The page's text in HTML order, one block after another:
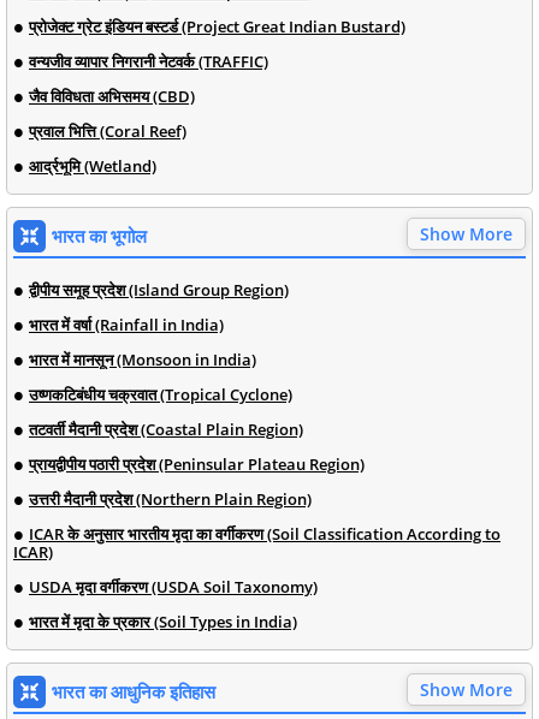
प्रोजेक्ट ग्रेट इंडियन बस्टर्ड (Project Great Indian Bustard)
वन्यजीव व्यापार निगरानी नेटवर्क (TRAFFIC)
जैव विविधता अभिसमय (CBD)
प्रवाल भित्ति (Coral Reef)
आर्द्रभूमि (Wetland)
भारत का भूगोल Show More
द्वीपीय समूह प्रदेश (Island Group Region)
भारत में वर्षा (Rainfall in India)
भारत में मानसून (Monsoon in India)
उष्णकटिबंधीय चक्रवात (Tropical Cyclone)
तटवर्ती मैदानी प्रदेश (Coastal Plain Region)
प्रायद्वीपीय पठारी प्रदेश (Peninsular Plateau Region)
उत्तरी मैदानी प्रदेश (Northern Plain Region)
ICAR के अनुसार भारतीय मृदा का वर्गीकरण (Soil Classification According to
ICAR)
USDA मृदा वर्गीकरण (USDA Soil Taxonomy)
भारत में मृदा के प्रकार (Soil Types in India)
भारत का आधुनिक इतिहास Show More